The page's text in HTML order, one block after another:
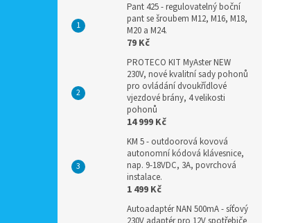
Pant 425 - regulovatelný boční
pant se šroubem M12, M16, M18,
M20 a M24.
79 Kč
PROTECO KIT MyAster NEW
230V, nové kvalitní sady pohonů
pro ovládání dvoukřídlové
vjezdové brány, 4 velikosti
pohonů
14 999 Kč
KM 5 - outdoorová kovová
autonomní kódová klávesnice,
nap. 9-18VDC, 3A, povrchová
instalace.
1 499 Kč
Autoadaptér NAN 500mA - síťový